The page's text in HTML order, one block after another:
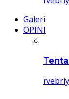
Galeri
OPINI